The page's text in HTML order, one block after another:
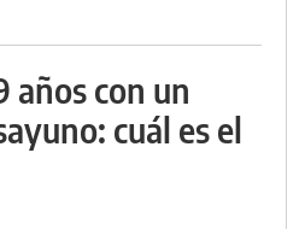
años con un
cuál es el